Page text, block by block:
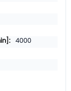
4000